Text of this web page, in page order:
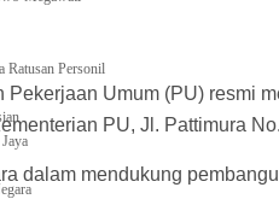
Ratusan Personil
Umum (PU) resmi
PU, Jl. Pattimura
dalam mendukung